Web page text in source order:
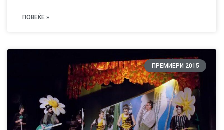
ПОВЕЌЕ »
ПРЕМИЕРИ 2015